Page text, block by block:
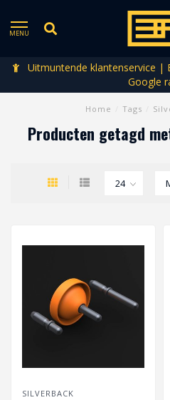
MENU
Uitmuntende klantenservice |
Google
Home Tags
Producten getagd
SILVERBACK